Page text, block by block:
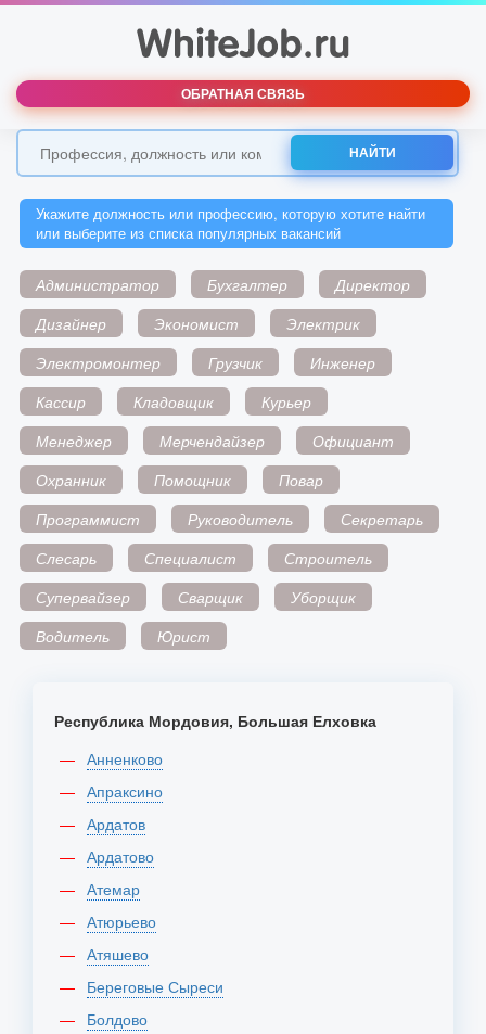
ОБРАТНАЯ СВЯЗЬ
НАЙТИ
Укажите должность или профессию, которую хотите найти
или выберите из списка популярных вакансий
Администратор Бухгалтер
Директор
Дизайнер
Экономист
Электрик
Электромонтер
Грузчик
Инженер
Кассир
Кладовщик
Курьер
Менеджер
Мерчендайзер
Официант
Охранник
Помощник
Повар
Программист
Руководитель
Секретарь
Слесарь
Специалист
Строитель
Супервайзер
Сварщик
Уборщик
Водитель
Юрист
Республика Мордовия, Большая Елховка
Анненково
Апраксино
Ардатов
Ардатово
Атемар
Атюрьево
Атяшево
Береговые Сыреси
Болдово